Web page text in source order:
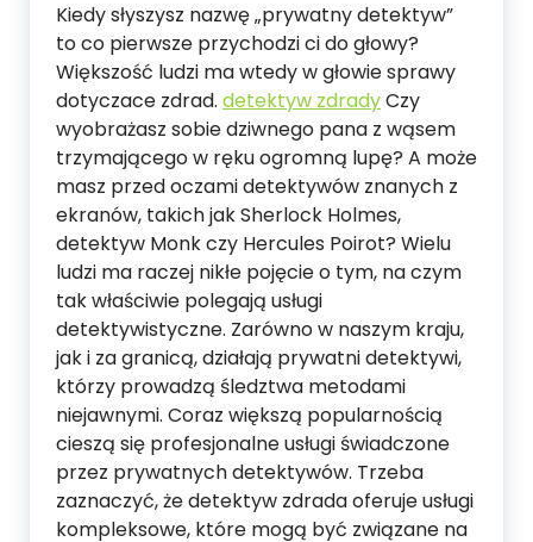
Kiedy słyszysz nazwę „prywatny detektyw”
to co pierwsze przychodzi ci do głowy?
Większość ludzi ma wtedy w głowie sprawy
dotyczace zdrad. detektyw zdradyCzy
wyobrażasz sobie dziwnego pana z wąsem
trzymającego w ręku ogromną lupę? A może
masz przed oczami detektywów znanych z
ekranów, takich jak Sherlock Holmes,
detektyw Monk czy Hercules Poirot? Wielu
ludzi ma raczej nikłe pojęcie o tym, na czym
tak właściwie polegają usługi
detektywistyczne. Zarówno w naszym kraju,
jak i za granicą, działają prywatni detektywi,
którzy prowadzą śledztwa metodami
niejawnymi. Coraz większą popularnością
cieszą się profesjonalne usługi świadczone
przez prywatnych detektywów. Trzeba
zaznaczyć, że detektyw zdrada oferuje usługi
kompleksowe, które mogą być związane na